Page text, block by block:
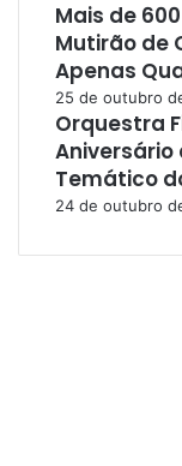
Mais de
Mutirão de
Apenas
25 de outubro
Orquestra
Temático
24 de outubro